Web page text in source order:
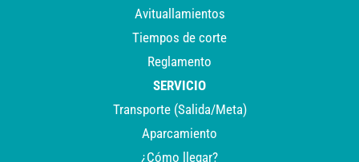
Avituallamientos
Tiempos de corte
Reglamento
SERVICIO
Transporte (Salida/Meta)
Aparcamiento
¿Cómo llegar?